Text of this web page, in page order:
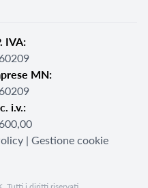
IVA:
MN:
i.v.:
| Gestione cookie